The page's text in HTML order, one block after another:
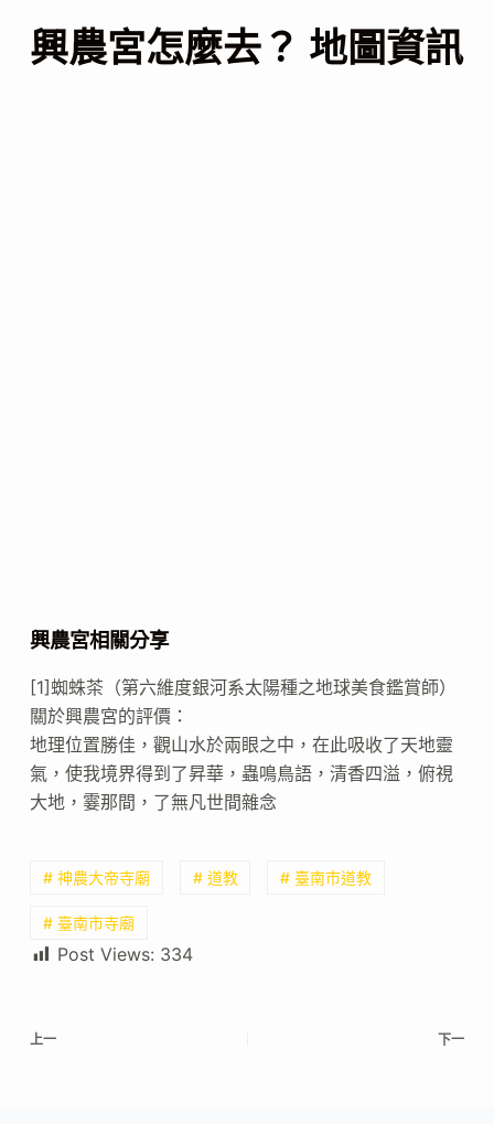
興農宮怎麼去？ 地圖資訊
興農宮相關分享
[1]蜘蛛茶（第六維度銀河系太陽種之地球美食鑑賞師）
關於興農宮的評價：
地理位置勝佳，觀山水於兩眼之中，在此吸收了天地靈
氣，使我境界得到了昇華，蟲鳴鳥語，清香四溢，俯視
大地，霎那間，了無凡世間雜念
# 神農大帝寺廟 # 道教 # 臺南市道教
# 臺南市寺廟
Post Views: 334
上一 下一